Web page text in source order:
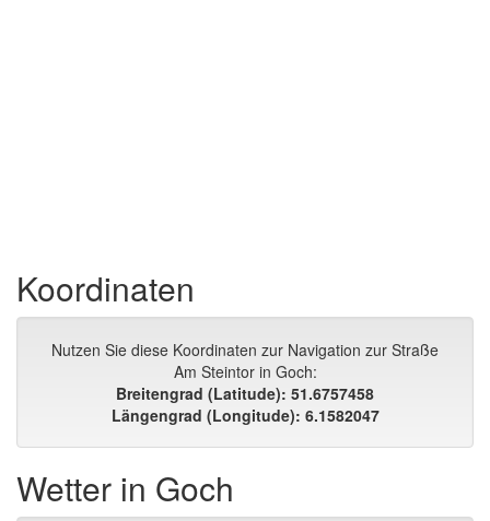
Koordinaten
Nutzen Sie diese Koordinaten zur Navigation zur Straße
Am Steintor in Goch:
Breitengrad (Latitude): 51.6757458
Längengrad (Longitude): 6.1582047
Wetter in Goch